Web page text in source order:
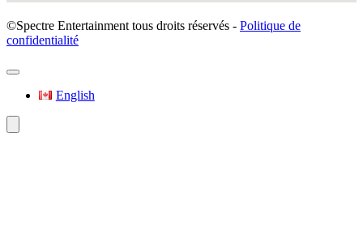
©Spectre Entertainment tous droits réservés - Politique de
confidentialité
English